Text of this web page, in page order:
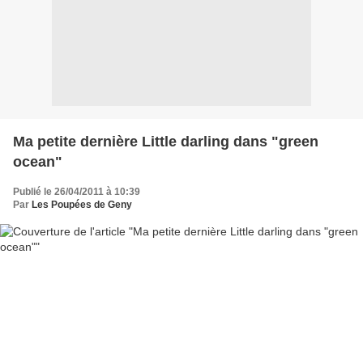
Ma petite dernière Little darling dans "green
ocean"
Publié le 26/04/2011 à 10:39
Par Les Poupées de Geny